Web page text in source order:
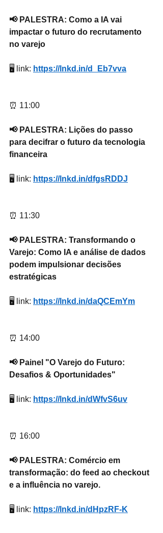
📢 PALESTRA: Como a IA vai
impactar o futuro do recrutamento
no varejo
🖥 link: https://lnkd.in/d_Eb7vva
⏰ 11:00
📢 PALESTRA: Lições do passo
para decifrar o futuro da tecnologia
financeira
🖥 link: https://lnkd.in/dfgsRDDJ
⏰ 11:30
📢 PALESTRA: Transformando o
Varejo: Como IA e análise de dados
podem impulsionar decisões
estratégicas
🖥 link: https://lnkd.in/daQCEmYm
⏰ 14:00
📢 Painel "O Varejo do Futuro:
Desafios & Oportunidades"
🖥 link: https://lnkd.in/dWfvS6uv
⏰ 16:00
📢 PALESTRA: Comércio em
transformação: do feed ao checkout
e a influência no varejo.
🖥 link: https://lnkd.in/dHpzRF-K